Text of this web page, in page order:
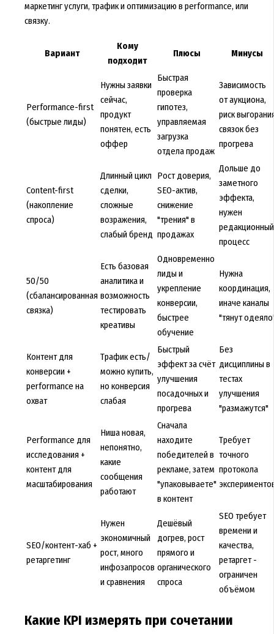
маркетинг услуги, трафик и оптимизацию в performance, или
связку.
Вариант
Кому
подходит
Плюсы Минусы
Performance-first
(быстрые лиды)
Нужны заявки
сейчас,
продукт
понятен, есть
оффер
Быстрая
проверка
гипотез,
управляемая
загрузка
отдела продаж
Зависимость
от аукциона,
риск
связок без
прогрева
Content-first
(накопление
спроса)
Длинный цикл
сделки,
сложные
возражения,
слабый бренд
Рост доверия,
SEO-актив,
снижение
"трения" в
продажах
Дольше до
заметного
эффекта,
нужен
редакционный
процесс
50/50
(сбалансированная
связка)
Есть базовая
аналитика и
возможность
тестировать
креативы
Одновременно
лиды и
укрепление
конверсии,
быстрее
обучение
Нужна
координация,
иначе каналы
"тянут
Контент для
конверсии +
performance на
охват
Трафик есть/
можно купить,
но конверсия
слабая
Быстрый
эффект за счёт
улучшения
посадочных и
прогрева
Без
дисциплины в
тестах
улучшения
"размажутся"
Performance для
исследования +
контент для
масштабирования
Ниша новая,
непонятно,
какие
сообщения
работают
Сначала
находите
победителей в
рекламе, затем
"упаковываете"
в контент
Требует
точного
протокола
SEO/контент-хаб +
ретаргетинг
Нужен
экономичный
рост, много
инфозапросов
и сравнения
Дешёвый
догрев, рост
прямого и
органического
спроса
SEO требует
времени и
качества,
ретаргет -
ограничен
объёмом
Какие KPI измерять при сочетании